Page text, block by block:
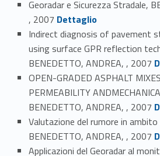
Georadar e Sicurezza Stradale,
, 2007 Link identifier #identifier_person_197624-62
Dettaglio
Indirect diagnosis of pavement
using surface GPR reflection
BENEDETTO, ANDREA, , 2007 Link identifier #identifier_person_19404-63
OPEN-GRADED ASPHALT
PERMEABILITY
BENEDETTO, ANDREA, , 2007 Link identifier #identifier_person_103583-64
Valutazione del rumore in
BENEDETTO, ANDREA, , 2007 Link identifier #identifier_person_198453-65
Applicazioni del Georadar al